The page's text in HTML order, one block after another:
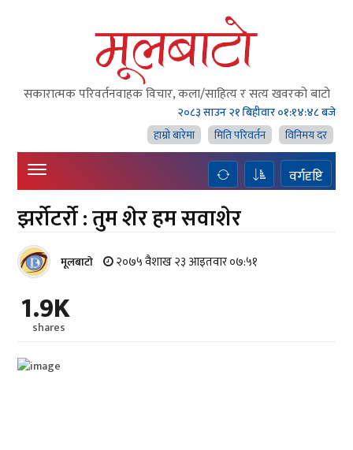
सकारात्मक परिवर्तनवाहक विचार, कला/साहित्य र सत्य खवरको बाटाे
२०८३ साउन २१ बिहीवार०१:१४:५० बजे
हाम्राे बारेमा
मिति परिवर्तन विनिमय दर
वर्गदृष्टि
झर्रोटर्रो : तुम शेर हम सवाशेर
मूलबाटाे २०७५ वैशाख २३ आइतवार ०७:५१
1.9K
shares